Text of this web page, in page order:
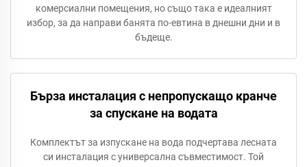
комерсиални помещения, но също така е идеалният
избор, за да направи банята по-евтина в днешни дни и в
бъдеще.
Бърза инсталация с непропускащо кранче
за спускане на водата
Комплектът за изпускане на вода подчертава лесната
си инсталация с универсална съвместимост. Той